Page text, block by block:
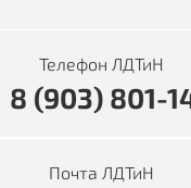
Телефон ЛДТиН
8 (903) 801-
Почта ЛДТиН